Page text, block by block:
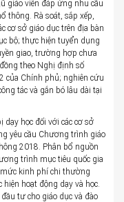
giáo viên đáp ứng nhu cầu
thông. Rà soát, sắp xếp,
cơ sở giáo dục trên địa bàn
bộ; thực hiện tuyển dụng
giao, trường hợp chưa
theo Nghị định số
của Chính phủ; nghiên cứu
tác và gắn bó lâu dài tại
học đối với các cơ sở
yêu cầu Chương trình giáo
2018. Phân bổ nguồn
trình mục tiêu quốc gia
mức kinh phí chi thường
hoạt động dạy và học.
tư cho giáo dục và đào